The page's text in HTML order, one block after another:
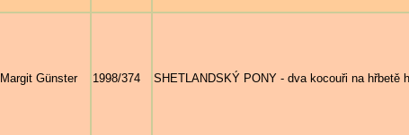
Margit Günster 1998/374 SHETLANDSKÝ PONY - dva kocouři na hřbetě